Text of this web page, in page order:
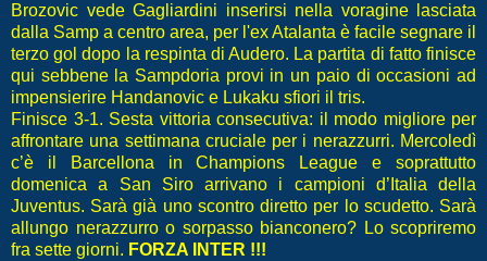
Brozovic vede Gagliardini inserirsi nella voragine lasciata
dalla Samp a centro area, per l'ex Atalanta è facile segnare il
terzo gol dopo la respinta di Audero. La partita di fatto finisce
qui sebbene la Sampdoria provi in un paio di occasioni ad
impensierire Handanovic e Lukaku sfiori il tris.
Finisce 3-1. Sesta vittoria consecutiva: il modo migliore per
affrontare una settimana cruciale per i nerazzurri. Mercoledì
c’è il Barcellona in Champions League e soprattutto
domenica a San Siro arrivano i campioni d’Italia della
Juventus. Sarà già uno scontro diretto per lo scudetto. Sarà
allungo nerazzurro o sorpasso bianconero? Lo scopriremo
fra sette giorni. FORZA INTER !!!